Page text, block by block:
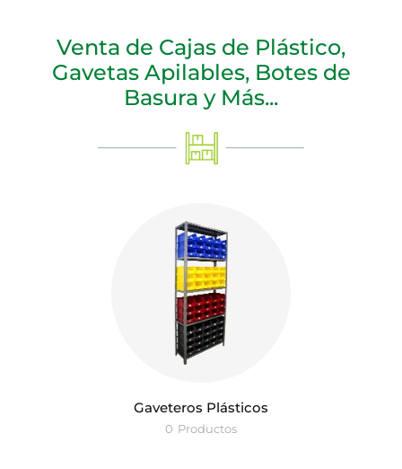
Venta de Cajas de Plástico,
Gavetas Apilables, Botes de
Basura y Más...
Gaveteros Plásticos
0 Productos